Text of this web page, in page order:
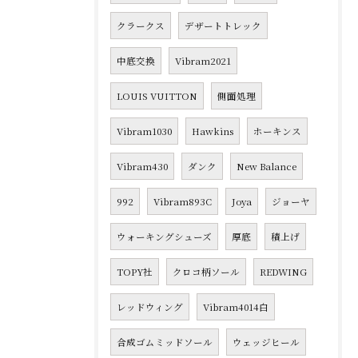
クラークス デザートトレック
中底交換 Vibram2021
LOUIS VUITTON 側面処理
Vibram1030 Hawkins ホーキンス
Vibram430 ダンク New Balance
992 Vibram893C Joya ジョーヤ
ウォーキングシューズ 厚底 積上げ
TOPY社 クロコ柄ソール REDWING
レッドウィング Vibram4014白
合成ゴムミッドソール ウェッジヒール